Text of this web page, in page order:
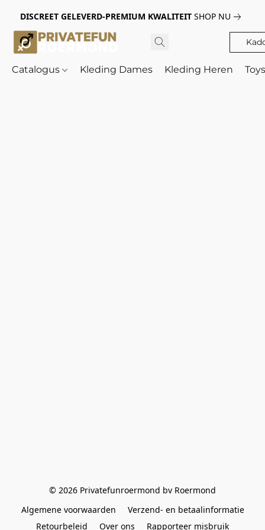
DISCREET GELEVERD-PREMIUM KWALITEIT SHOP NU
Catalogus Kleding Dames Kleding Heren
© 2026 Privatefunroermond bv Roermond
Algemene voorwaarden
Verzend- en betaalinformatie
Retourbeleid
Over ons Rapporteer misbruik